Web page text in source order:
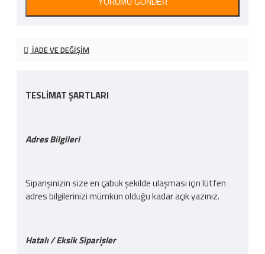
YORUMU GÖNDER
İADE VE DEĞIŞIM
TESLİMAT ŞARTLARI
Adres Bilgileri
Siparişinizin size en çabuk şekilde ulaşması için lütfen
adres bilgilerinizi mümkün olduğu kadar açık yazınız.
Hatalı / Eksik Siparişler